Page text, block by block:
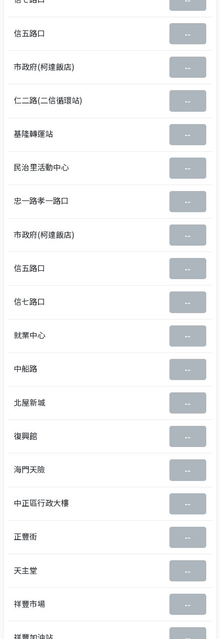
信五路口 --
市政府(柯達飯店) --
仁二路(二信循環站) --
基隆轉運站 --
民治里活動中心 --
忠一路孝一路口 --
市政府(柯達飯店) --
信五路口 --
信七路口 --
就業中心 --
中船路 --
北屋新城 --
復興館 --
海門天險 --
中正區行政大樓 --
正豐街 --
天主堂 --
祥豐市場 --